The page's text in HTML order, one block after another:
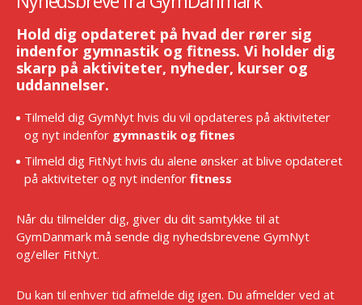
Hold dig opdateret på hvad der rører sig
indenfor gymnastik og fitness. Vi holder dig
skarp på aktiviteter, nyheder, kurser og
uddannelser.
Tilmeld dig GymNyt hvis du vil opdateres på aktiviteter
og nyt indenfor gymnastik og fitnes
Tilmeld dig FitNyt hvis du alene ønsker at blive opdateret
på aktiviteter og nyt indenfor fitness
Når du tilmelder dig, giver du dit samtykke til at
GymDanmark må sende dig nyhedsbrevene GymNyt
og/eller FitNyt.
Du kan til enhver tid afmelde dig igen. Du afmelder ved at